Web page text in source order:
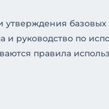
утверждения
и руководство по
правила